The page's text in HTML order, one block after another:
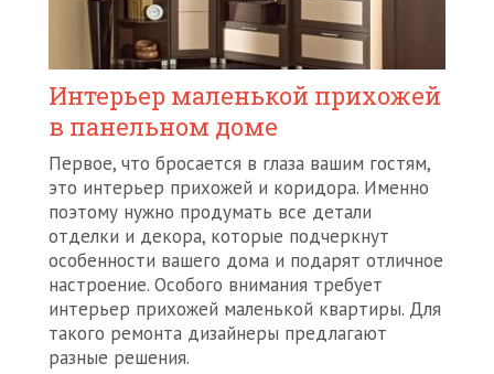
Интерьер маленькой прихожей
в панельном доме
Первое, что бросается в глаза вашим гостям,
это интерьер прихожей и коридора. Именно
поэтому нужно продумать все детали
отделки и декора, которые подчеркнут
особенности вашего дома и подарят отличное
настроение. Особого внимания требует
интерьер прихожей маленькой квартиры. Для
такого ремонта дизайнеры предлагают
разные решения.